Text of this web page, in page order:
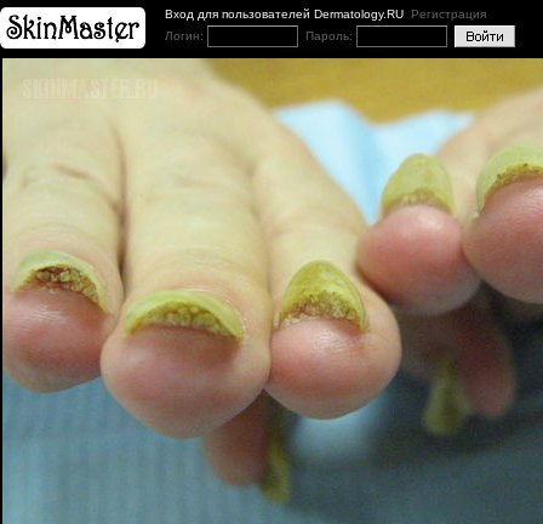
Вход для пользователей Dermatology.RU Регистрация
Логин:
Пароль: